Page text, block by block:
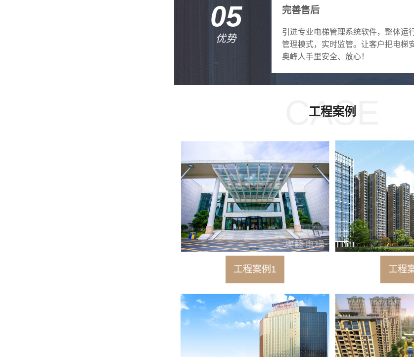
05
优势
完善售后
引进专业电梯管理系统软件，整体运
管理模式，实时监管。让客户把电梯
奥峰人手里安全、放心！
工程案例
CASE
工程案例1 工程